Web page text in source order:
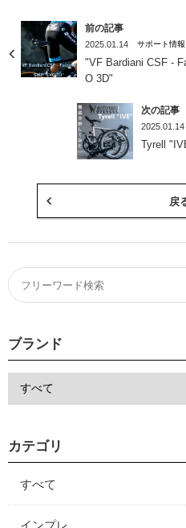
前の記事
2025.01.14 サポート情報
"VF Bardiani CSF -
O 3D"
次の記事
2025.01.14
Tyrell
戻
ブランド
カテゴリ
すべて
インプレ